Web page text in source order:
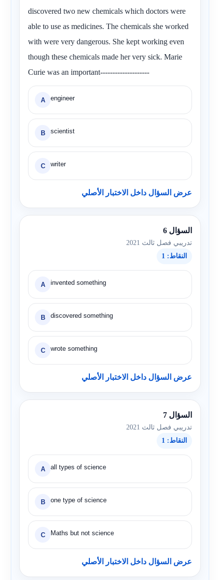
discovered two new chemicals which doctors were
able to use as medicines. The chemicals she worked
with were very dangerous. She kept working even
though these chemicals made her very sick. Marie
Curie was an important--------------------
A engineer
B scientist
C writer
عرض السؤال داخل الاختبار الأصلي
السؤال 6
تدريبي فصل ثالث 2021
النقاط: 1
A invented something
B discovered something
C wrote something
عرض السؤال داخل الاختبار الأصلي
السؤال 7
تدريبي فصل ثالث 2021
النقاط: 1
A all types of science
B one type of science
C Maths but not science
عرض السؤال داخل الاختبار الأصلي